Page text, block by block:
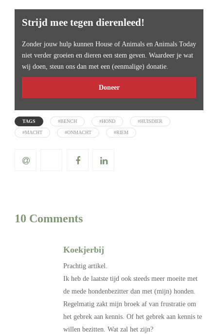
Strijd mee tegen dierenleed!
Zonder jouw hulp kunnen House of Animals en Animals Today
niet verder groeien en dieren een stem geven. Waardeer je wat
wij doen, steun ons dan met een (eenmalige) donatie.
Doneer
TAGS #BENCH #HOND #HUISDIER
#MACHT #ONMACHT #RIEM
10 Comments
Koekjerbij
Prachtig artikel.
Ik heb de laatste tijd ook steeds meer moeite met
de mede hondenbezitter dan met (mijn) honden.
Regelmatig zakt mijn broek af van frustratie om
het gebrek aan kennis. Of het gebrek aan kennis te
willen bezitten. Wat zal het zijn?